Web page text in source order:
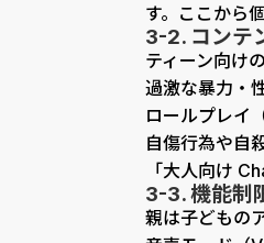
す。ここから
3-2. コンテ
ティーン向け
過激な暴力・
ロールプレイ
自傷行為や自
「大人向け
3-3. 機能制
親は子どもの